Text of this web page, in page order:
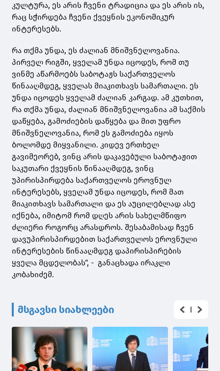
კულტურა, ეს არის ჩვენი ტრადიცია და ეს არის ის,
რაც სჭირდება ჩვენი ქვეყნის ეკონომიკურ
ინტერესებს.
რა თქმა უნდა, ეს ძალიან მნიშვნელოვანია.
პირველ რიგში, ყველამ უნდა იცოდეს, რომ თუ
ვინმე აწარმოებს საბოტაჟს საქართველოს
წინააღმდეგ, ყველას მიაკითხავს სამართალი. ეს
უნდა იცოდეს ყველამ ძალიან კარგად. ამ კუთხით,
რა თქმა უნდა, ძალიან მნიშვნელოვანია ამ საქმის
დაწყება, გამოძიების დაწყება და მით უფრო
მნიშვნელოვანია, რომ ეს გამოძიება იყოს
ბოლომდე მიყვანილი. კიდევ ერთხელ
გავიმეორებ, ვინც არის დაკავებული საბოტაჟით
საკუთარი ქვეყნის წინააღმდეგ, ვინც
უპირისპირდება საქართველოს ეროვნულ
ინტერესებს, ყველამ უნდა იცოდეს, რომ მათ
მიაკითხავს სამართალი და ეს აუცილებლად ასე
იქნება, იმიტომ რომ დღეს არის სახელმწიფო
ძლიერი როგორც არასდროს. შესაბამისად ჩვენ
დავუპირისპირდებით საქართველოს ეროვნული
ინტერესების წინააღმდეგ დაპირისპირების
ყველა მცდელობას“, - განაცხადა ირაკლი
კობახიძემ.
მსგავსი სიახლეები